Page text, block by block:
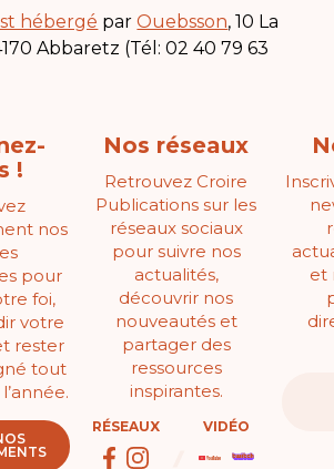
hébergé parOuebsson, 10 La
Abbaretz (Tél: 02 40 79 63
!
nos
pour
foi,
votre
rester
tout
Nos réseaux
Retrouvez Croire
Publications sur les
réseaux sociaux
pour suivre nos
actualités,
découvrir nos
nouveautés et
partager des
ressources
inspirantes.
RÉSEAUX VIDÉO
et